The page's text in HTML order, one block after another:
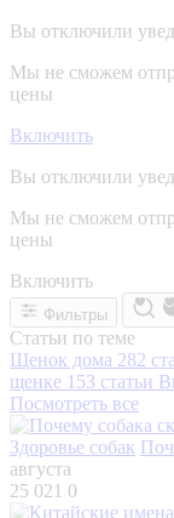
Вы отключили
Мы не сможем
цены
Включить
Вы отключили
Мы не сможем
цены
Включить
Фильтры
Статьи по теме
Щенок дома 282
щенке 153 статьи
Посмотреть все
Здоровье собак
августа
25 021 0